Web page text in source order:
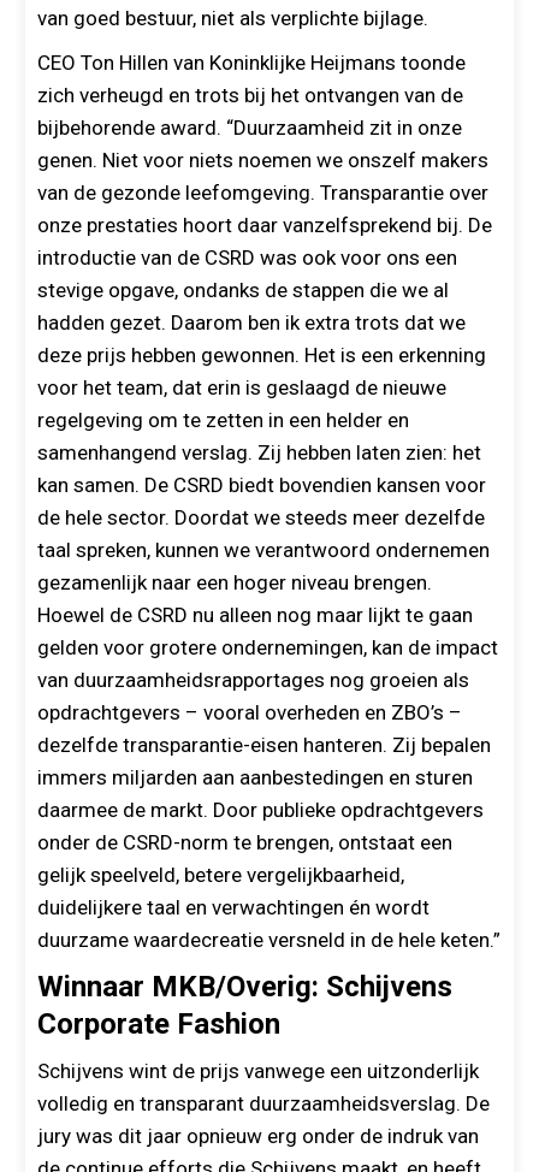
van goed bestuur, niet als verplichte bijlage.
CEO Ton Hillen van Koninklijke Heijmans toonde
zich verheugd en trots bij het ontvangen van de
bijbehorende award. “Duurzaamheid zit in onze
genen. Niet voor niets noemen we onszelf makers
van de gezonde leefomgeving. Transparantie over
onze prestaties hoort daar vanzelfsprekend bij. De
introductie van de CSRD was ook voor ons een
stevige opgave, ondanks de stappen die we al
hadden gezet. Daarom ben ik extra trots dat we
deze prijs hebben gewonnen. Het is een erkenning
voor het team, dat erin is geslaagd de nieuwe
regelgeving om te zetten in een helder en
samenhangend verslag. Zij hebben laten zien: het
kan samen. De CSRD biedt bovendien kansen voor
de hele sector. Doordat we steeds meer dezelfde
taal spreken, kunnen we verantwoord ondernemen
gezamenlijk naar een hoger niveau brengen.
Hoewel de CSRD nu alleen nog maar lijkt te gaan
gelden voor grotere ondernemingen, kan de impact
van duurzaamheidsrapportages nog groeien als
opdrachtgevers – vooral overheden en ZBO’s –
dezelfde transparantie-eisen hanteren. Zij bepalen
immers miljarden aan aanbestedingen en sturen
daarmee de markt. Door publieke opdrachtgevers
onder de CSRD-norm te brengen, ontstaat een
gelijk speelveld, betere vergelijkbaarheid,
duidelijkere taal en verwachtingen én wordt
duurzame waardecreatie versneld in de hele keten.”
Winnaar MKB/Overig: Schijvens
Corporate Fashion
Schijvens wint de prijs vanwege een uitzonderlijk
volledig en transparant duurzaamheidsverslag. De
jury was dit jaar opnieuw erg onder de indruk van